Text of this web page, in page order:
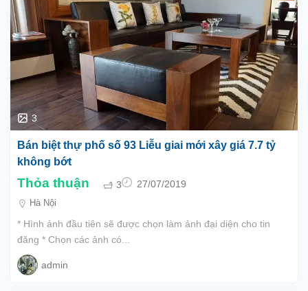
3
Bán biệt thự phố số 93 Liễu giai mới xây giá 7.7 tỷ
không bớt
Thỏa thuận 3
27/07/2019
Hà Nội
* Hình ảnh đầu tiên sẽ được chọn làm ảnh đại diện cho tin
đăng * Chọn các ảnh có...
admin